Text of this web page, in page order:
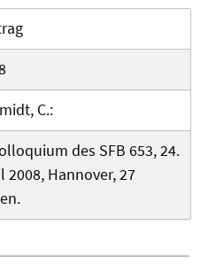
C.:
des SFB 653, 24.
2008, Hannover, 27